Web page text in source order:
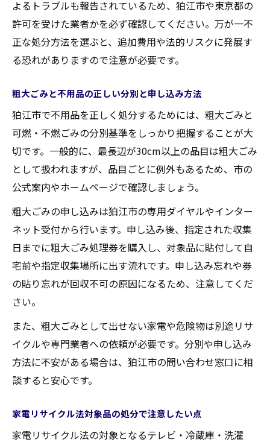
よるトラブルも報告されているため、狛江市や東京都の
許可を受けた業者かを必ず確認してください。万が一不
正な処分方法を選ぶと、追加費用や法的リスクに発展す
る恐れがありますので注意が必要です。
粗大ごみと不用品の正しい分別と申し込み方法
狛江市で不用品を正しく処分するためには、粗大ごみと
可燃・不燃ごみの分別基準をしっかり把握することが大
切です。一般的に、最長辺が30cm以上の品目は粗大ごみ
として扱われますが、品目ごとに例外もあるため、市の
公式案内やホームページで確認しましょう。
粗大ごみの申し込みは狛江市の専用ダイヤルやインター
ネット受付から行います。申し込み後、指定された収集
日までに粗大ごみ処理券を購入し、対象品に貼付して自
宅前や指定収集場所に出す流れです。申し込み忘れや券
の貼り忘れが回収不可の原因になるため、注意してくだ
さい。
また、粗大ごみとして出せない家電や危険物は別途リサ
イクルや専門業者への依頼が必要です。分別や申し込み
方法に不安がある場合は、狛江市の問い合わせ窓口に相
談すると安心です。
家電リサイクル法対象品の処分で注意したい点
家電リサイクル法の対象となるテレビ・冷蔵庫・洗濯